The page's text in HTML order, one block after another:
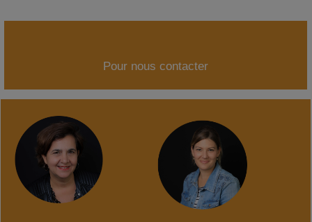
Pour nous contacter